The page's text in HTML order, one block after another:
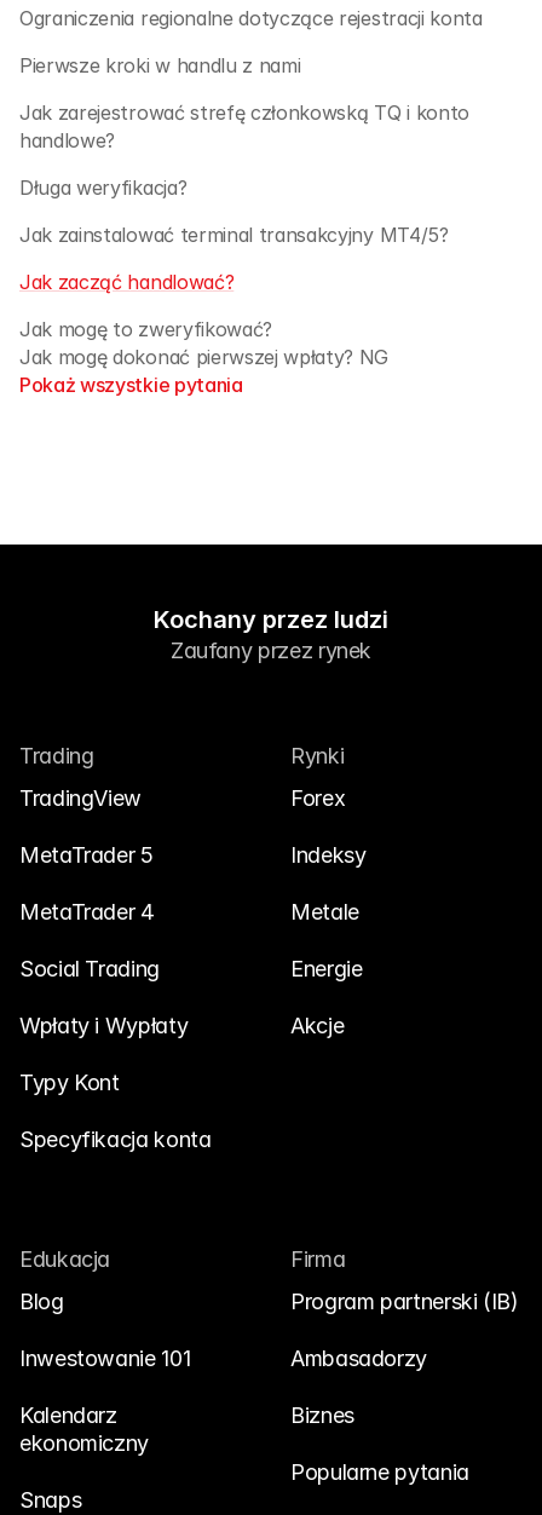
Pierwsze kroki w handlu z nami
Jak zarejestrować strefę członkowską TQ i konto
handlowe?
Długa weryfikacja?
Jak zainstalować terminal transakcyjny MT4/5?
Jak zacząć handlować?
Jak mogę to zweryfikować?
Jak mogę dokonać pierwszej wpłaty? NG
Pokaż wszystkie pytania
Kochany przez ludzi
Zaufany przez rynek
Trading
TradingView
MetaTrader 5
MetaTrader 4
Social Trading
Wpłaty i Wypłaty
Typy Kont
Specyfikacja konta
Rynki
Forex
Indeksy
Metale
Energie
Akcje
Edukacja
Blog
Inwestowanie 101
Kalendarz
ekonomiczny
Snaps
Firma
Program partnerski (IB)
Ambasadorzy
Biznes
Popularne pytania